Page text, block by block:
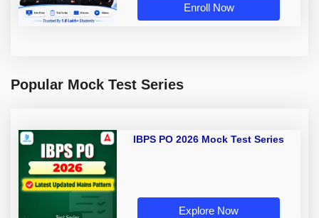
Enroll Now
Popular Mock Test Series
IBPS PO 2026 Mock Test Series
Explore Now